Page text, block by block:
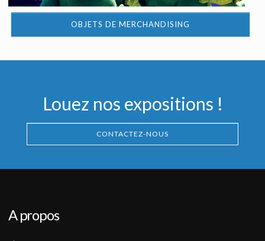
OBJETS DE MERCHANDISING
Louez nos expositions !
CONTACTEZ-NOUS
A propos